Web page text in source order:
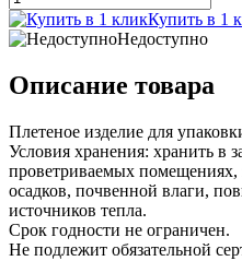
Купить в 1
Недоступно
Описание товара
Плетеное изделие для
Условия хранения: хранить в
проветриваемых
осадков, почвенной влаги,
источников тепла.
Срок годности не ограничен.
Не подлежит обязательной